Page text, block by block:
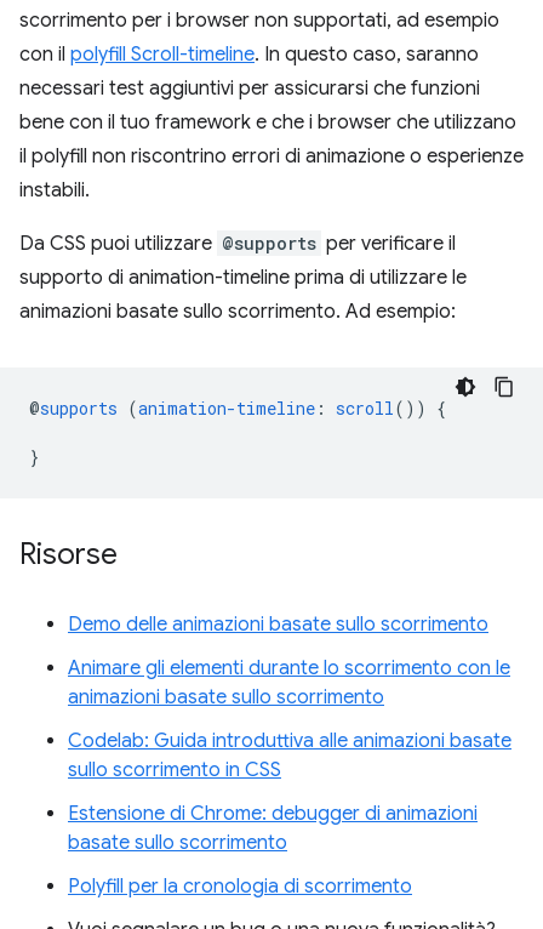
scorrimento per i browser non supportati, ad esempio
con il polyfill Scroll-timeline. In questo caso, saranno
necessari test aggiuntivi per assicurarsi che funzioni
bene con il tuo framework e che i browser che utilizzano
il polyfill non riscontrino errori di animazione o esperienze
instabili.
Da CSS puoi utilizzare @supports per verificare il
supporto di animation-timeline prima di utilizzare le
animazioni basate sullo scorrimento. Ad esempio:
@supports (animation-timeline : scroll ()) {
}
Risorse
Demo delle animazioni basate sullo scorrimento
Animare gli elementi durante lo scorrimento con le
animazioni basate sullo scorrimento
Codelab: Guida introduttiva alle animazioni basate
sullo scorrimento in CSS
Estensione di Chrome: debugger di animazioni
basate sullo scorrimento
Polyfill per la cronologia di scorrimento